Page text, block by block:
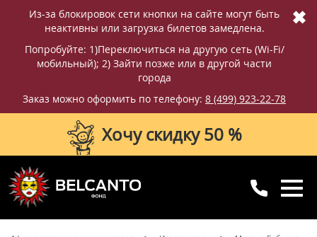
Из-за блокировок сети кнопки на сайте могут быть
неактивны или загрузка билетов замедлена.
Попробуйте: 1)Переключиться на другую сеть (Wi-Fi/
мобильный); 2) Зайти позже или в другой части
города
Заказ можно оформить по телефону: 8 (499) 923-22-78
✖
Хочу скидку 50 %
8 (499) 923-22-78
8 (800) 770-09-71